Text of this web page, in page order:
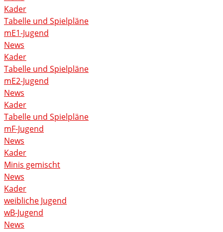
Kader
Tabelle und Spielpläne
mE1-Jugend
News
Kader
Tabelle und Spielpläne
mE2-Jugend
News
Kader
Tabelle und Spielpläne
mF-Jugend
News
Kader
Minis gemischt
News
Kader
weibliche Jugend
wB-Jugend
News